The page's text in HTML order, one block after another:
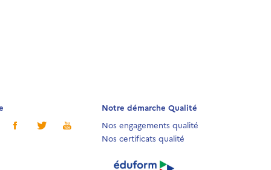
Notre démarche Qualité
Nos engagements qualité
Nos certificats qualité